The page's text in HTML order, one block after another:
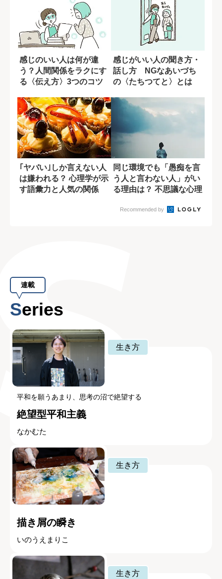
感じのいい人は何が違
う？人間関係をラクにす
る〈伝え方〉3つのコツ
感じがいい人の聞き方・
話し方 NGなあいづち
の〈たちつてと〉とは
｢ヤバい｣しか言えない人
は嫌われる？ 心理学が示
す語彙力と人気の関係
同じ環境でも「愚痴を言
う人と言わない人」がい
る理由は？ 不思議な心理
Recommended by
連載
Series
生き方
平和を願うあまり、思考の沼で絶望する
絶望型平和主義
なかむた
生き方
描き屑の瞬き
いのうえまりこ
生き方